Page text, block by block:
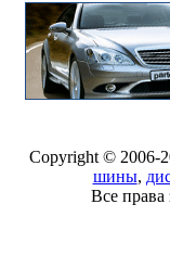
Copyright © 2006-
шины,
Все